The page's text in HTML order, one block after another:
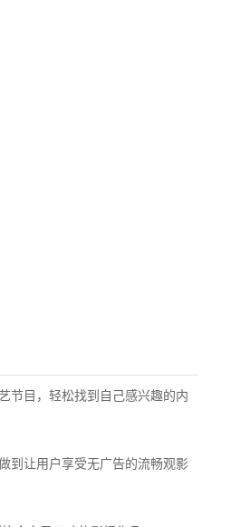
节目，轻松找到自己感兴趣的内
到让用户享受无广告的流畅观影